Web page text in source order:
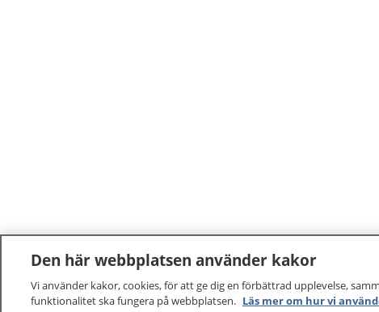
Den här webbplatsen använder kakor
Vi använder kakor, cookies, för att ge dig en förbättrad upplevelse,
funktionalitet ska fungera på webbplatsen. Läs mer om hur vi